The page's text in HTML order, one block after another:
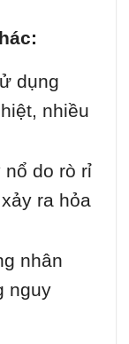
dụng
nhiều
do rò rỉ
ra hỏa
nhân
nguy